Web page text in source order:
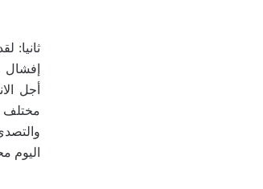
ثانيا:
إفشال
أجل
اليوم